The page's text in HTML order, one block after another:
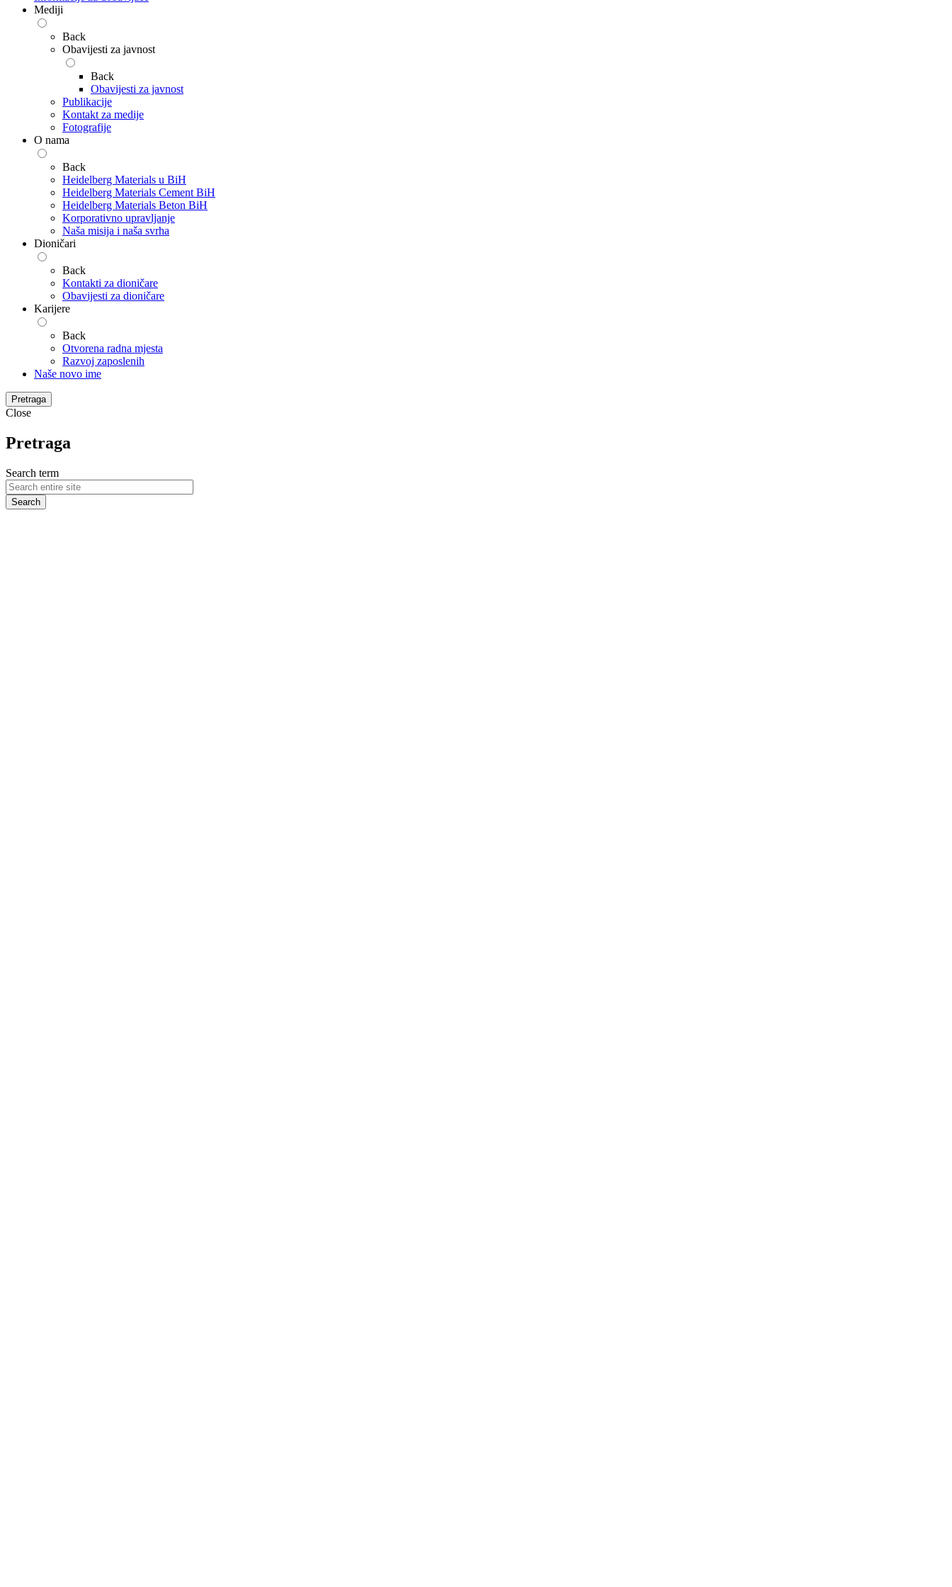
Mediji
Back
Obavijesti za javnost
Back
Obavijesti za javnost
Publikacije
Kontakt za medije
Fotografije
O nama
Back
Heidelberg Materials u BiH
Heidelberg Materials Cement BiH
Heidelberg Materials Beton BiH
Korporativno upravljanje
Naša misija i naša svrha
Dioničari
Back
Kontakti za dioničare
Obavijesti za dioničare
Karijere
Back
Otvorena radna mjesta
Razvoj zaposlenih
Naše novo ime
Pretraga
Close
Pretraga
Search term